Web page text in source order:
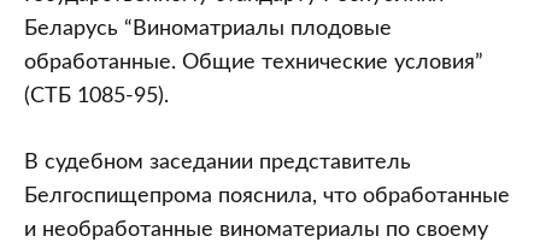
Беларусь “Виноматриалы плодовые
обработанные. Общие технические условия”
(СТБ 1085-95).
В судебном заседании представитель
Белгоспищепрома пояснила, что обработанные
и необработанные виноматериалы по своему